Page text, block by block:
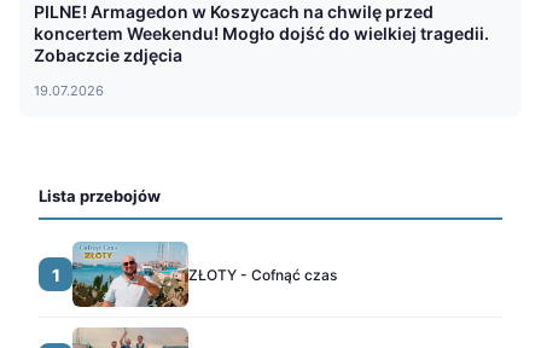
PILNE! Armagedon w Koszycach na chwilę przed
koncertem Weekendu! Mogło dojść do wielkiej tragedii.
Zobaczcie zdjęcia
19.07.2026
Lista przebojów
1 ZŁOTY - Cofnąć czas